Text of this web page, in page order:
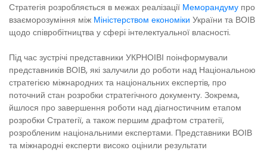
Стратегія розробляється в межах реалізації Меморандуму про
взаєморозуміння між Міністерством економіки України та ВОІВ
щодо співробітництва у сфері інтелектуальної власності.
Під час зустрічі представники УКРНОІВІ поінформували
представників ВОІВ, які залучили до роботи над Національною
стратегією міжнародних та національних експертів, про
поточний стан розробки стратегічного документу. Зокрема,
йшлося про завершення роботи над діагностичним етапом
розробки Стратегії, а також першим драфтом стратегії,
розробленим національними експертами. Представники ВОІВ
та міжнародні експерти високо оцінили результати